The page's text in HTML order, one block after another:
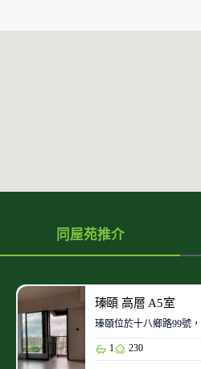
同屋苑推介
瑧頤 高層 A5室
瑧頤位於十八鄉路99號
1 230